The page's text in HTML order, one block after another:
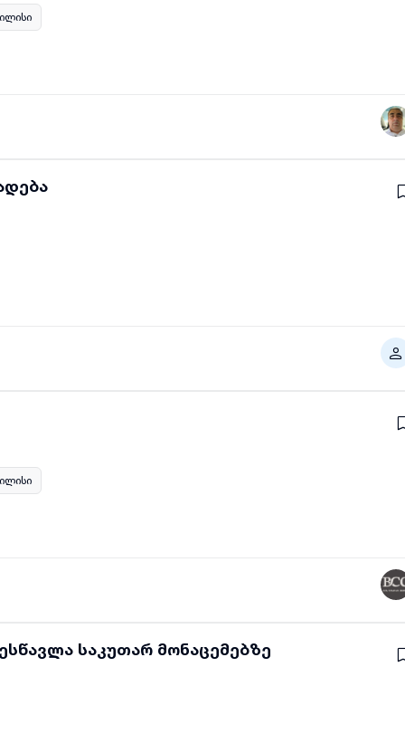
საკუთარ მონაცემებზე